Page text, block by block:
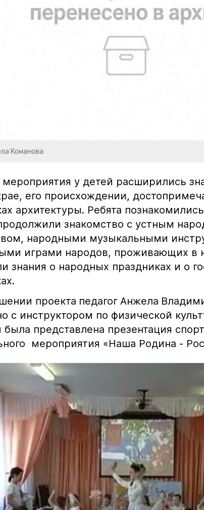
Команова
мероприятия у детей расширились
его происхождении,
архитектуры. Ребята
знакомство с устным
народными музыкальными
играми народов, проживающих в
знания о народных праздниках и о
проекта педагог Анжела
с инструктором по физической
представлена презентация
мероприятия «Наша Родина -